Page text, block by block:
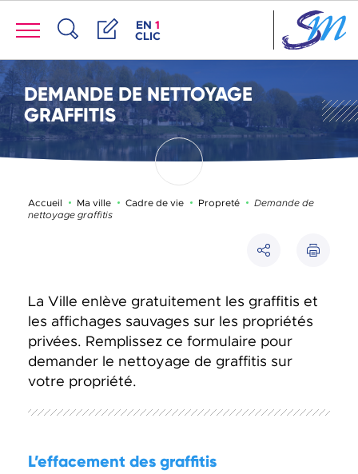
Menu ACCÈS DE LA FENÊTRE DES
EN 1
CLIC
DEMANDE DE NETTOYAGE
GRAFFITIS
Accueil Ma ville Cadre de vie Propreté Page active :
Demande de
nettoyage graffitis
Partager
Imprimer
La Ville enlève gratuitement les graffitis et
les affichages sauvages sur les propriétés
privées. Remplissez ce formulaire pour
demander le nettoyage de graffitis sur
votre propriété.
L’effacement des graffitis
Panneau de gestion des cookies